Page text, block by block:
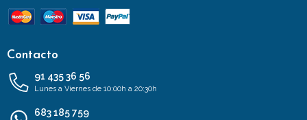
Contacto
91 435 36 56
Lunes a Viernes de 10:00h a 20:30h
683 185 759